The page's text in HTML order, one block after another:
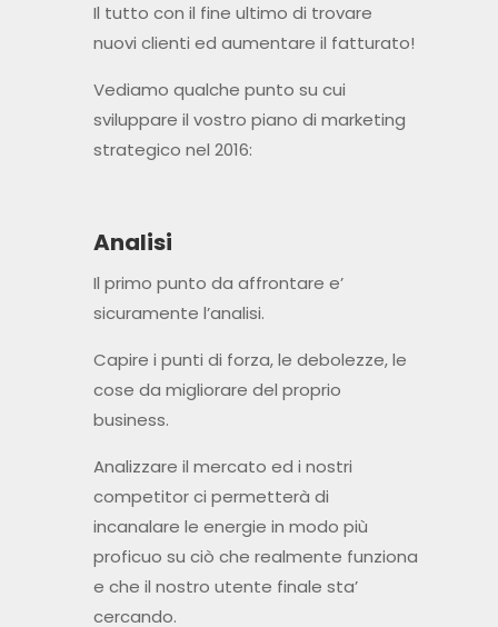
Il tutto con il fine ultimo di trovare
nuovi clienti ed aumentare il fatturato!
Vediamo qualche punto su cui
sviluppare il vostro piano di marketing
strategico nel 2016:
Analisi
Il primo punto da affrontare e’
sicuramente l’analisi.
Capire i punti di forza, le debolezze, le
cose da migliorare del proprio
business.
Analizzare il mercato ed i nostri
competitor ci permetterà di
incanalare le energie in modo più
proficuo su ciò che realmente funziona
e che il nostro utente finale sta’
cercando.